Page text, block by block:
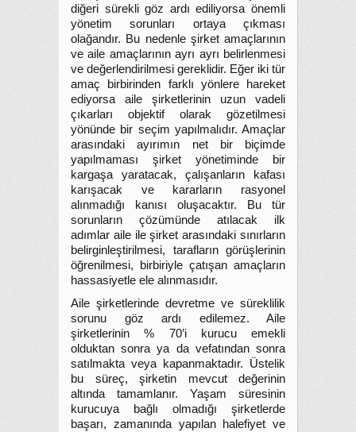
diğeri sürekli göz ardı ediliyorsa önemli
yönetim sorunları ortaya çıkması
olağandır. Bu nedenle şirket amaçlarının
ve aile amaçlarının ayrı ayrı belirlenmesi
ve değerlendirilmesi gereklidir. Eğer iki tür
amaç birbirinden farklı yönlere hareket
ediyorsa aile şirketlerinin uzun vadeli
çıkarları objektif olarak gözetilmesi
yönünde bir seçim yapılmalıdır. Amaçlar
arasındaki ayırımın net bir biçimde
yapılmaması şirket yönetiminde bir
kargaşa yaratacak, çalışanların kafası
karışacak ve kararların rasyonel
alınmadığı kanısı oluşacaktır. Bu tür
sorunların çözümünde atılacak ilk
adımlar aile ile şirket arasındaki sınırların
belirginleştirilmesi, tarafların görüşlerinin
öğrenilmesi, birbiriyle çatışan amaçların
hassasiyetle ele alınmasıdır.
Aile şirketlerinde devretme ve süreklilik
sorunu göz ardı edilemez. Aile
şirketlerinin % 70’i kurucu emekli
olduktan sonra ya da vefatından sonra
satılmakta veya kapanmaktadır. Üstelik
bu süreç, şirketin mevcut değerinin
altında tamamlanır. Yaşam süresinin
kurucuya bağlı olmadığı şirketlerde
başarı, zamanında yapılan halefiyet ve